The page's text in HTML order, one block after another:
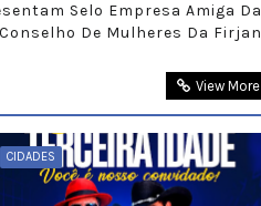
Selo Empresa Amiga Da
De Mulheres Da Firjan
View More
CIDADES